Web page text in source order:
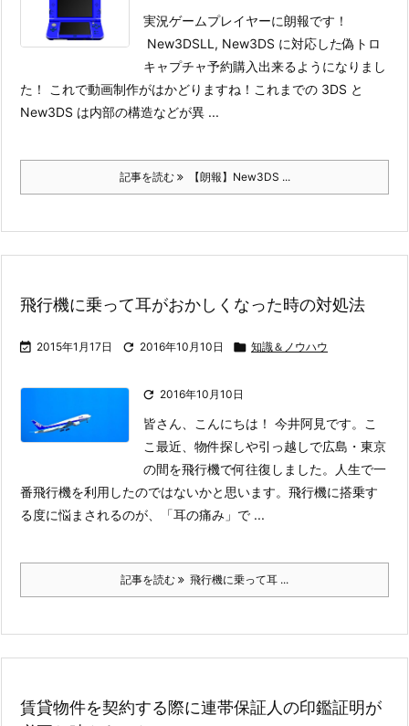
実況ゲームプレイヤーに朗報です！
New3DSLL, New3DS に対応した偽トロ
キャプチャ予約購入出来るようになりまし
た！ これで動画制作がはかどりますね！ これまでの 3DS と
New3DS は内部の構造などが異 ...
記事を読む 【朗報】New3DS ...
飛行機に乗って耳がおかしくなった時の対処法
 2015年1月17日  2016年10月10日  知識＆ノウハウ
 2016年10月10日
皆さん、こんにちは！ 今井阿見です。
こ
こ最近、物件探しや引っ越しで広島・東京
の間を飛行機で何往復しました。人生で一
番飛行機を利用したのではないかと思います。 飛行機に搭乗す
る度に悩まされるのが、「耳の痛み」で ...
記事を読む 飛行機に乗って耳 ...
賃貸物件を契約する際に連帯保証人の印鑑証明が